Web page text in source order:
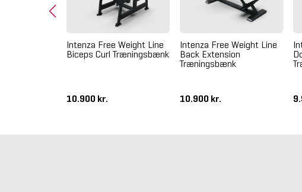
Intenza Free Weight Line
Biceps Curl Træningsbænk
10.900 kr.
Intenza Free Weight Line
Back Extension
Træningsbænk
10.900 kr.